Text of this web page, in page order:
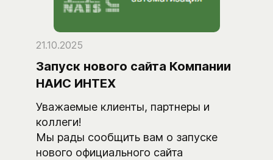
21.10.2025
Запуск нового сайта Компании
НАИС ИНТЕХ
Уважаемые клиенты, партнеры и
коллеги!
Мы рады сообщить вам о запуске
нового официального сайта